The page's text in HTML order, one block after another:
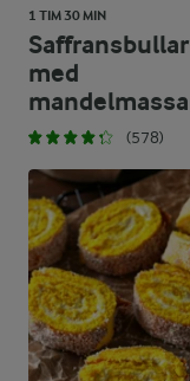
1 TIM 30 MIN
Saffransbullar
med
mandelmassa
(578)